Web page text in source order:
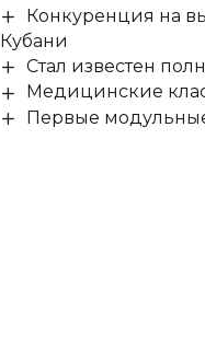
Конкуренция на
Кубани
Стал известен
Медицинские
Первые